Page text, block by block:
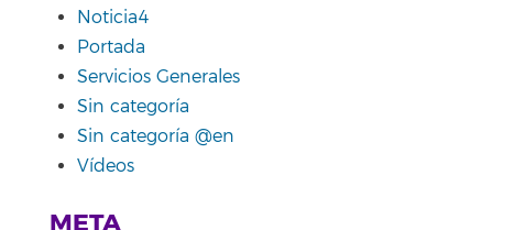
Noticia4
Portada
Servicios Generales
Sin categoría
Sin categoría @en
Vídeos
META